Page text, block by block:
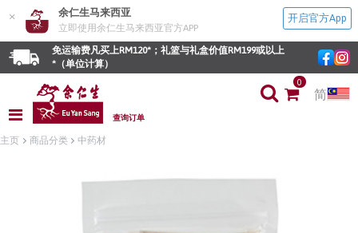
× 余仁生马来西亚
立即使用余仁生马来西亚官方APP
开启官方App
免运输费凡买上RM120*；礼篮与礼盒价值RM199或以上
*（单位计算）
查询订单
0
简
主页 商品分类 中药材